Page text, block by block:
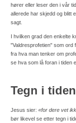
hører eller leser den i vår
allerede har skjedd og blitt
sagt.
I hvilken grad den enkelte
"Valdresprofetien" som ord
fra hva man tenker om
se hva som lå foran i tiden
Tegn i tiden
Jesus sier: «for dere vet
bør likevel se etter tegn i